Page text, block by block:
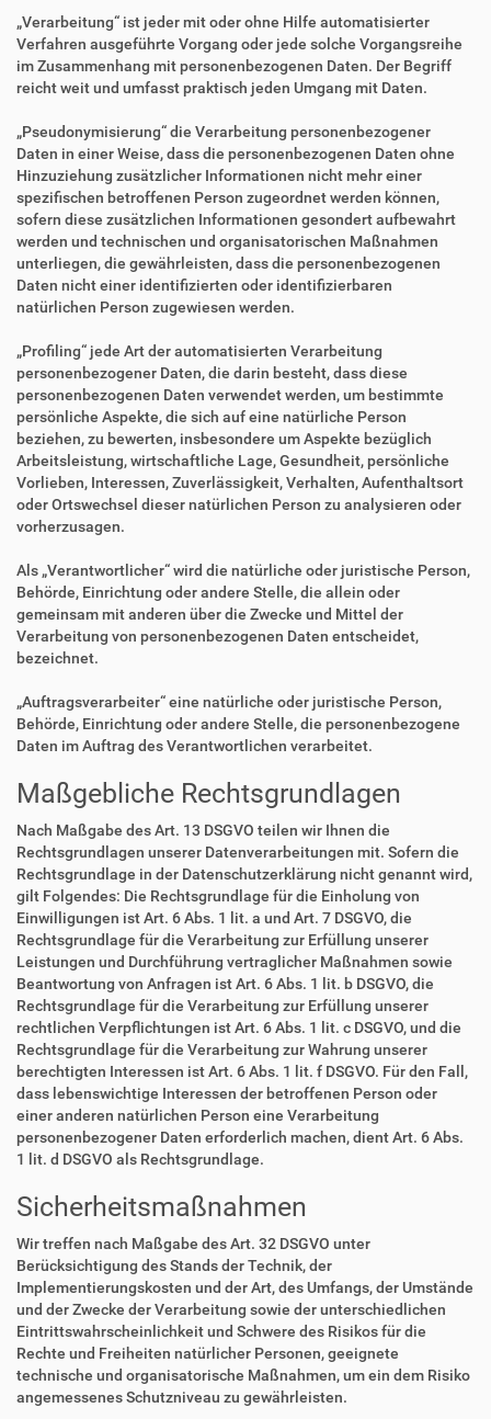
„Verarbeitung“ ist jeder mit oder ohne Hilfe automatisierter
Verfahren ausgeführte Vorgang oder jede solche Vorgangsreihe
im Zusammenhang mit personenbezogenen Daten. Der Begriff
reicht weit und umfasst praktisch jeden Umgang mit Daten.
„Pseudonymisierung“ die Verarbeitung personenbezogener
Daten in einer Weise, dass die personenbezogenen Daten ohne
Hinzuziehung zusätzlicher Informationen nicht mehr einer
spezifischen betroffenen Person zugeordnet werden können,
sofern diese zusätzlichen Informationen gesondert aufbewahrt
werden und technischen und organisatorischen Maßnahmen
unterliegen, die gewährleisten, dass die personenbezogenen
Daten nicht einer identifizierten oder identifizierbaren
natürlichen Person zugewiesen werden.
„Profiling“ jede Art der automatisierten Verarbeitung
personenbezogener Daten, die darin besteht, dass diese
personenbezogenen Daten verwendet werden, um bestimmte
persönliche Aspekte, die sich auf eine natürliche Person
beziehen, zu bewerten, insbesondere um Aspekte bezüglich
Arbeitsleistung, wirtschaftliche Lage, Gesundheit, persönliche
Vorlieben, Interessen, Zuverlässigkeit, Verhalten, Aufenthaltsort
oder Ortswechsel dieser natürlichen Person zu analysieren oder
vorherzusagen.
Als „Verantwortlicher“ wird die natürliche oder juristische Person,
Behörde, Einrichtung oder andere Stelle, die allein oder
gemeinsam mit anderen über die Zwecke und Mittel der
Verarbeitung von personenbezogenen Daten entscheidet,
bezeichnet.
„Auftragsverarbeiter“ eine natürliche oder juristische Person,
Behörde, Einrichtung oder andere Stelle, die personenbezogene
Daten im Auftrag des Verantwortlichen verarbeitet.
Maßgebliche Rechtsgrundlagen
Nach Maßgabe des Art. 13 DSGVO teilen wir Ihnen die
Rechtsgrundlagen unserer Datenverarbeitungen mit. Sofern die
Rechtsgrundlage in der Datenschutzerklärung nicht genannt wird,
gilt Folgendes: Die Rechtsgrundlage für die Einholung von
Einwilligungen ist Art. 6 Abs. 1 lit. a und Art. 7 DSGVO, die
Rechtsgrundlage für die Verarbeitung zur Erfüllung unserer
Leistungen und Durchführung vertraglicher Maßnahmen sowie
Beantwortung von Anfragen ist Art. 6 Abs. 1 lit. b DSGVO, die
Rechtsgrundlage für die Verarbeitung zur Erfüllung unserer
rechtlichen Verpflichtungen ist Art. 6 Abs. 1 lit. c DSGVO, und die
Rechtsgrundlage für die Verarbeitung zur Wahrung unserer
berechtigten Interessen ist Art. 6 Abs. 1 lit. f DSGVO. Für den Fall,
dass lebenswichtige Interessen der betroffenen Person oder
einer anderen natürlichen Person eine Verarbeitung
personenbezogener Daten erforderlich machen, dient Art. 6 Abs.
1 lit. d DSGVO als Rechtsgrundlage.
Sicherheitsmaßnahmen
Wir treffen nach Maßgabe des Art. 32 DSGVO unter
Berücksichtigung des Stands der Technik, der
Implementierungskosten und der Art, des Umfangs, der Umstände
und der Zwecke der Verarbeitung sowie der unterschiedlichen
Eintrittswahrscheinlichkeit und Schwere des Risikos für die
Rechte und Freiheiten natürlicher Personen, geeignete
technische und organisatorische Maßnahmen, um ein dem Risiko
angemessenes Schutzniveau zu gewährleisten.